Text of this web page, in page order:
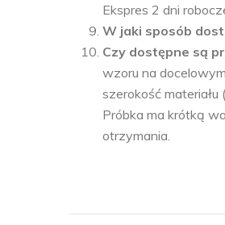
Ekspres 2 dni
W jaki sposób
Czy dostępne są
wzoru na
szerokość
Próbka ma krótką
otrzymania.